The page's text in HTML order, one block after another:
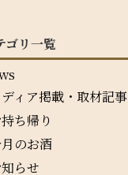
ゴリ一覧
ィア掲載・取材記事
ち帰り
のお酒
らせ